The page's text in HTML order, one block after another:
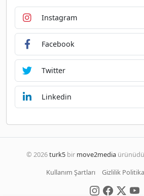
Instagram
Facebook
Twitter
Linkedin
© 2026turk5 bir move2media
Kullanım Şartları
Gizlilik